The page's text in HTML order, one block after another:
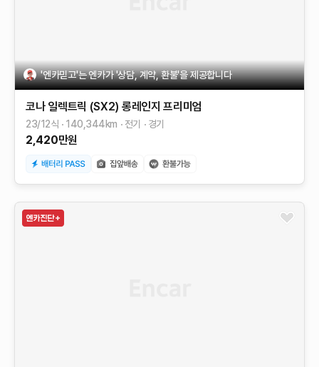
'엔카믿고'는 엔카가 '상담, 계약, 환불'을 제공합니다
코나 일렉트릭 (SX2) 롱레인지 프리미엄
23/12식 140,344km 전기 경기
2,420만원